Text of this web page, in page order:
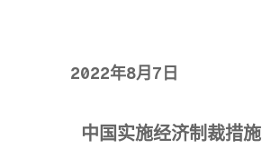
2022年8月7日
中国实施经济制裁措施